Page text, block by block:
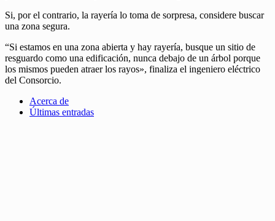
Si, por el contrario, la rayería lo toma de sorpresa, considere buscar
una zona segura.
“Si estamos en una zona abierta y hay rayería, busque un sitio de
resguardo como una edificación, nunca debajo de un árbol porque
los mismos pueden atraer los rayos», finaliza el ingeniero eléctrico
del Consorcio.
Acerca de
Últimas entradas